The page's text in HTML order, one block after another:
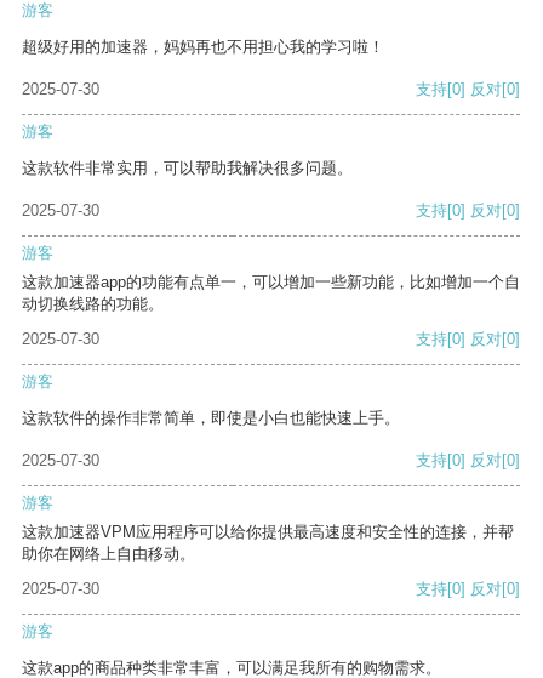
游客
超级好用的加速器，妈妈再也不用担心我的学习啦！
2025-07-30 支持[0] 反对[0]
游客
这款软件非常实用，可以帮助我解决很多问题。
2025-07-30 支持[0] 反对[0]
游客
这款加速器app的功能有点单一，可以增加一些新功能，比如增加一个自
动切换线路的功能。
2025-07-30
支持[0] 反对[0]
游客
这款软件的操作非常简单，即使是小白也能快速上手。
2025-07-30 支持[0] 反对[0]
游客
这款加速器VPM应用程序可以给你提供最高速度和安全性的连接，并帮
助你在网络上自由移动。
2025-07-30
支持[0] 反对[0]
游客
这款app的商品种类非常丰富，可以满足我所有的购物需求。